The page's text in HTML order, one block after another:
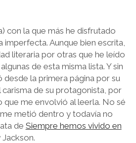
con la que más he disfrutado
imperfecta. Aunque bien escrita,
literaria por otras que he leído
de esta misma lista. Y sin
la primera página por su
de su protagonista, por
que me envolvió al leerla. No sé
metió dentro y todavía no
de Siempre hemos vivido en
Jackson.